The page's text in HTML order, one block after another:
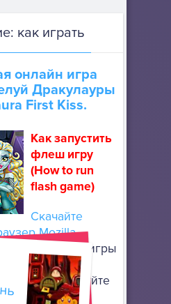
как играть
онлайн игра
Дракулауры
First Kiss.
Как запустить
флеш игру
(How to run
flash game)
Скачайте
Mozilla
флеш игры
особой
разархивируйте
используя